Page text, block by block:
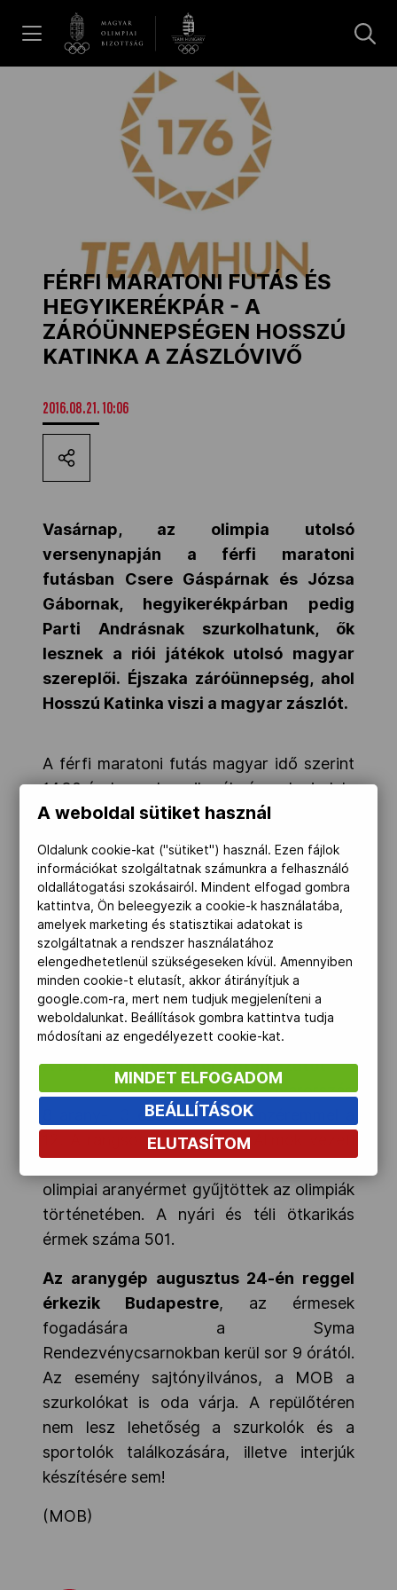
Los Angeles 2028
MOB
Kettőskarrier-program
Társszervezetek
OVEP
Adatbank
FÉRFI MARATONI FUTÁS ÉS
HEGYIKERÉKPÁR - A
ZÁRÓÜNNEPSÉGEN HOSSZÚ
KATINKA A ZÁSZLÓVIVŐ
2016.08.21. 10:06
Vasárnap, az olimpia utolsó
versenynapján a férfi maratoni
futásban Csere Gáspárnak és Józsa
Gábornak, hegyikerékpárban pedig
Parti Andrásnak szurkolhatunk, ők
lesznek a riói játékok utolsó magyar
szereplői. Éjszaka záróünnepség, ahol
Hosszú Katinka viszi a magyar zászlót.
A férfi maratoni futás magyar idő szerint
14.30 órakor, a hegyikerékpárosok viadala
17.30-kor rajtol. A záróünnepséget
órától rendezik, a szervezők látványos
show-t és valódi karneváli hangulatot
ígérnek az eseményre. A magyar zászlót a
Rióban három arany- és egy ezüstérmet
nyerő úszó, Hosszú Katinka viszi.
Az augusztus 21-ei programot
találja.
A nemzetek közötti éremtáblázatotide
kattintvatekintheti meg.Magyarország
8 arany-, 3 ezüst- és 4 bronzéremmel a
12. A rangsort az Egyesült Állmok vezeti
olimpiai aranyérmet gyűjtöttek az olimpiák
történetében. A nyári és téli ötkarikás
érmek száma 501.
Az aranygép augusztus 24-én reggel
érkezik Budapestre, az érmesek
fogadására a Syma
Rendezvénycsarnokban kerül sor 9 órától.
Az esemény sajtónyilvános, a MOB a
szurkolókat is oda várja. A repülőtéren
nem lesz lehetőség a szurkolók és a
sportolók találkozására, illetve interjúk
készítésére sem!
(MOB)
A weboldal sütiket használ
Oldalunk cookie-kat ("sütiket") használ. Ezen fájlok
információkat szolgáltatnak számunkra a felhasználó
oldallátogatási szokásairól. Mindent elfogad gombra
kattintva, Ön beleegyezik a cookie-k használatába,
amelyek marketing és statisztikai adatokat is
szolgáltatnak a rendszer használatához
elengedhetetlenül szükségeseken kívül. Amennyiben
minden cookie-t elutasít, akkor átirányítjuk a
google.com-ra, mert nem tudjuk megjeleníteni a
weboldalunkat. Beállítások gombra kattintva tudja
módosítani az engedélyezett cookie-kat.
MINDET ELFOGADOM
BEÁLLÍTÁSOK
ELUTASÍTOM